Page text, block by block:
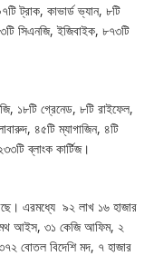
ট্রাক, কাভার্ড ভ্যান, ৮টি
সিএনজি, ইজিবাইক, ৮৭৩টি
১৮টি গ্রেনেড, ৮টি রাইফেল,
৪৫টি ম্যাগাজিন, ৪টি
ব্লাংক কার্টিজ।
এরমধ্যে ৯২ লাখ ১৬ হাজার
মেথ আইস, ৩১ কেজি আফিম, ২
বোতল বিদেশি মদ, ৭ হাজার